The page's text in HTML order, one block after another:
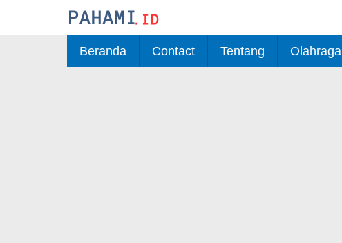
Beranda Contact Tentang Olahraga